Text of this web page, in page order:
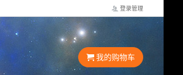
登录管理
我的购物车